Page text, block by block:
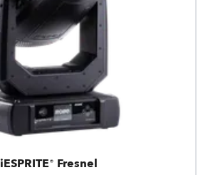
iESPRITE® Fresnel